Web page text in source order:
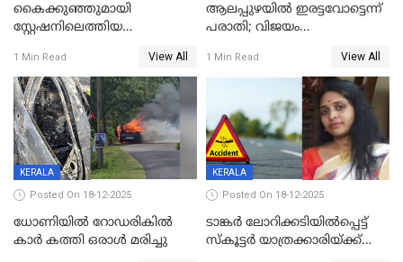
കൈക്കുഞ്ഞുമായി
സ്റ്റേഷനിലെത്തിയ
കരണത്തടിച്ചു; CC ടിവി
ദൃശ്യങ്ങൾ പുറത്ത്
1 Min Read View All
ആലപ്പുഴയിൽ ഇരട്ടവോട്ടെന്ന്
പരാതി; വിജയം
വാർഡിലെ എൽഡിഎഫ്
സ്ഥാനാർത്ഥി
1 Min Read View All
KERALA
Posted On 18-12-2025
ധോണിയിൽ റോഡരികിൽ
കാർ കത്തി ഒരാൾ മരിച്ചു
KERALA
Posted On 18-12-2025
ടാങ്കർ ലോറിക്കടിയിൽപ്പെട്ട്
സ്കൂട്ടർ യാത്രക്കാരിയ്ക്ക്